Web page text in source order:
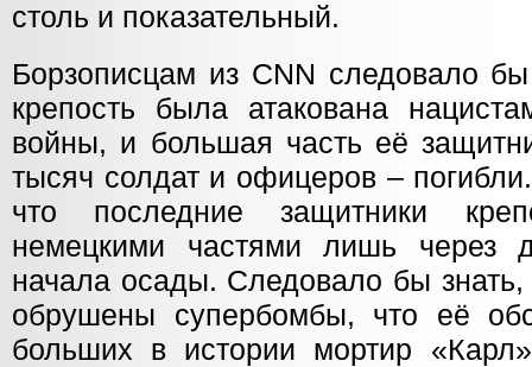
столь и показательный.
Борзописцам из CNN следовало бы
крепость была атакована
войны, и большая часть её
тысяч солдат и офицеров –
что последние защитники
немецкими частями лишь через
начала осады. Следовало бы знать,
обрушены супербомбы, что её
больших в истории мортир